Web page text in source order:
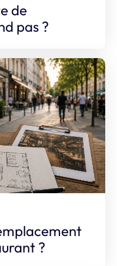
de
pas ?
?